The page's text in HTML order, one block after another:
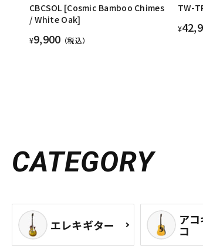
CBCSOL [Cosmic Bamboo Chimes
/ White Oak]
¥9,900 （税込）
TW-
¥
CATEGORY
エレキギター ア
コ